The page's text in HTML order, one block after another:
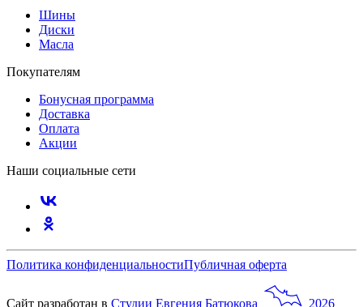
Шины
Диски
Масла
Покупателям
Бонусная программа
Доставка
Оплата
Акции
Наши социальные сети
Политика конфиденциальностиПубличная оферта
Сайт разработан в Студии Евгения Батюкова 2026